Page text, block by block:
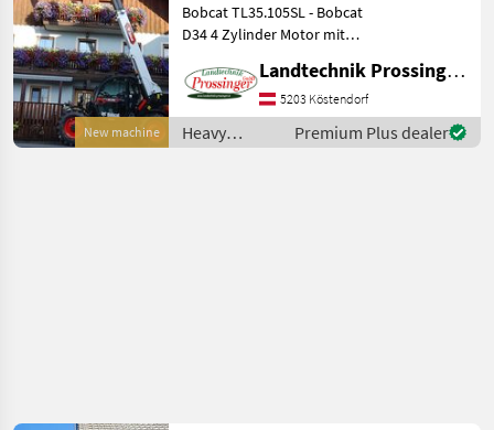
New machine
Bobcat TL35.105SL - Bobcat
D34 4 Zylinder Motor mit
Hubkrakt 3500kg -
hydrostatischer
Fahrantrieb mit 2Stufen -
Hydraulikölleistung 100l
Landtechnik Prossinger GmbH
5203 Köstendorf
Heavy
equipment/
Premium Plus dealer